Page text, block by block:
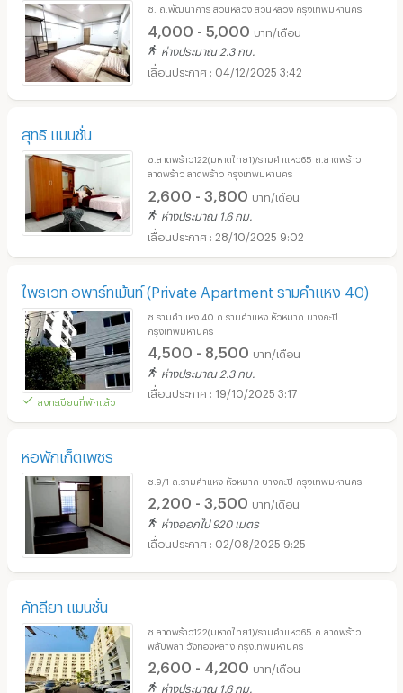
ซ. ถ.พัฒนาการ สวนหลวง สวนหลวง กรุงเทพมหานคร
4,000 - 5,000 บาท/เดือน
ห่างประมาณ 2.3 กม.
04/12/2025 3:42
สุทธิ แมนชั่น
ซ.ลาดพร้าว122(มหาดไทย1)/รามคำแหว65 ถ.ลาดพร้าว
ลาดพร้าว ลาดพร้าว กรุงเทพมหานคร
2,600 - 3,800 บาท/เดือน
ห่างประมาณ 1.6 กม.
28/10/2025 9:02
ไพรเวท อพาร์ทเม้นท์ (Private Apartment รามคำแหง 40)
ลงทะเบียนที่พักแล้ว
ซ.รามคำแหง 40 ถ.รามคำแหง หัวหมาก บางกะปิ
กรุงเทพมหานคร
4,500 - 8,500 บาท/เดือน
ห่างประมาณ 2.3 กม.
19/10/2025 3:17
หอพักเก็ตเพชร
ซ.9/1 ถ.รามคำแหง หัวหมาก บางกะปิ กรุงเทพมหานคร
2,200 - 3,500 บาท/เดือน
ห่างออกไป 920 เมตร
02/08/2025 9:25
คัทลียา แมนชั่น
ซ.ลาดพร้าว122(มหาดไทย1)/รามคำแหว65 ถ.ลาดพร้าว
พลับพลา วังทองหลาง กรุงเทพมหานคร
2,600 - 4,200 บาท/เดือน
ห่างประมาณ 1.6 กม.